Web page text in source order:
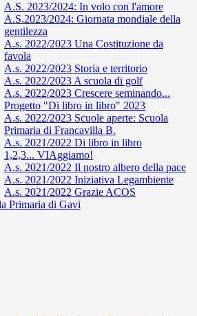
A.S. 2023/2024: In volo con l'amore
A.S.2023/2024: Giornata mondiale della
gentilezza
A.s. 2022/2023 Una Costituzione da
favola
A.s. 2022/2023 Storia e territorio
A.s. 2022/2023 A scuola di golf
A.s. 2022/2023 Crescere seminando...
Progetto "Di libro in libro" 2023
A.s. 2022/2023 Scuole aperte: Scuola
Primaria di Francavilla B.
A.s. 2021/2022 Di libro in libro
1,2,3... VIAggiamo!
A.s. 2021/2022 Il nostro albero della pace
A.s. 2021/2022 Iniziativa Legambiente
A.s. 2021/2022 Grazie ACOS
Primaria di Gavi